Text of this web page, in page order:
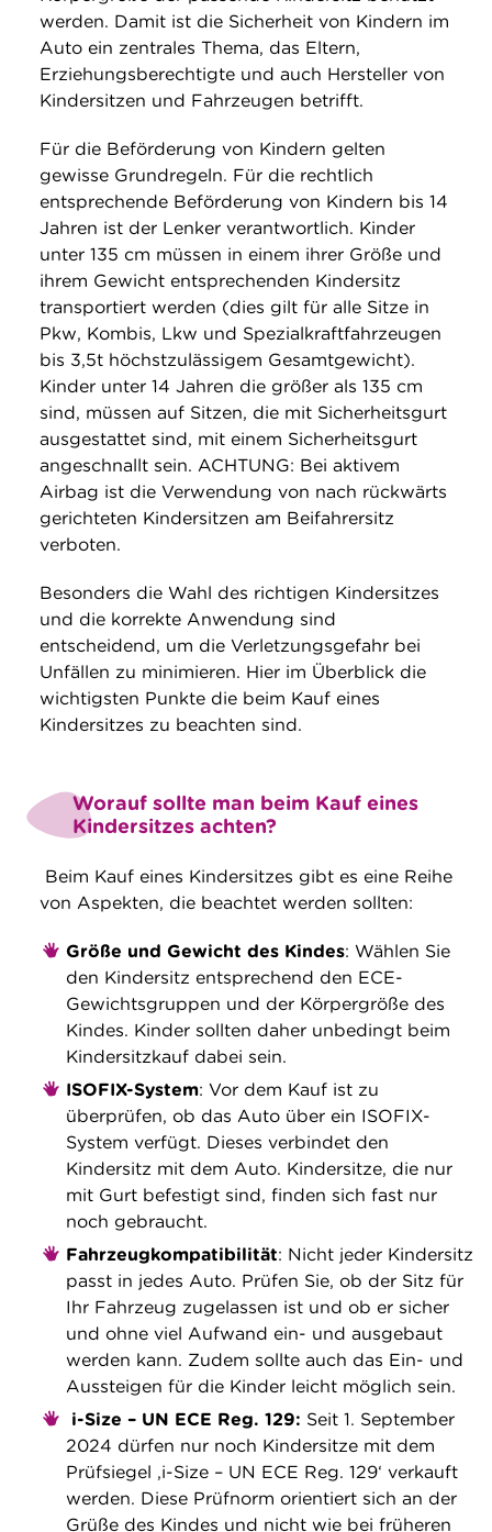
werden. Damit ist die Sicherheit von Kindern im
Auto ein zentrales Thema, das Eltern,
Erziehungsberechtigte und auch Hersteller von
Kindersitzen und Fahrzeugen betrifft.
Für die Beförderung von Kindern gelten
gewisse Grundregeln. Für die rechtlich
entsprechende Beförderung von Kindern bis 14
Jahren ist der Lenker verantwortlich. Kinder
unter 135 cm müssen in einem ihrer Größe und
ihrem Gewicht entsprechenden Kindersitz
transportiert werden (dies gilt für alle Sitze in
Pkw, Kombis, Lkw und Spezialkraftfahrzeugen
bis 3,5t höchstzulässigem Gesamtgewicht).
Kinder unter 14 Jahren die größer als 135 cm
sind, müssen auf Sitzen, die mit Sicherheitsgurt
ausgestattet sind, mit einem Sicherheitsgurt
angeschnallt sein. ACHTUNG: Bei aktivem
Airbag ist die Verwendung von nach rückwärts
gerichteten Kindersitzen am Beifahrersitz
verboten.
Besonders die Wahl des richtigen Kindersitzes
und die korrekte Anwendung sind
entscheidend, um die Verletzungsgefahr bei
Unfällen zu minimieren. Hier im Überblick die
wichtigsten Punkte die beim Kauf eines
Kindersitzes zu beachten sind.
Worauf sollte man beim Kauf eines
Kindersitzes achten?
Beim Kauf eines Kindersitzes gibt es eine Reihe
von Aspekten, die beachtet werden sollten:
Größe und Gewicht des Kindes: Wählen Sie
den Kindersitz entsprechend den ECE-
Gewichtsgruppen und der Körpergröße des
Kindes. Kinder sollten daher unbedingt beim
Kindersitzkauf dabei sein.
ISOFIX-System: Vor dem Kauf ist zu
überprüfen, ob das Auto über ein ISOFIX-
System verfügt. Dieses verbindet den
Kindersitz mit dem Auto. Kindersitze, die nur
mit Gurt befestigt sind, finden sich fast nur
noch gebraucht.
Fahrzeugkompatibilität: Nicht jeder Kindersitz
passt in jedes Auto. Prüfen Sie, ob der Sitz für
Ihr Fahrzeug zugelassen ist und ob er sicher
und ohne viel Aufwand ein- und ausgebaut
werden kann. Zudem sollte auch das Ein- und
Aussteigen für die Kinder leicht möglich sein.
i-Size – UN ECE Reg. 129: Seit 1. September
2024 dürfen nur noch Kindersitze mit dem
Prüfsiegel ‚i-Size – UN ECE Reg. 129‘ verkauft
werden. Diese Prüfnorm orientiert sich an der
Grüße des Kindes und nicht wie bei früheren